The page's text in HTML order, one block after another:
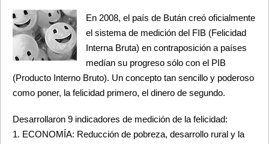
En 2008, el país de Bután creó oficialmente
el sistema de medición del FIB (Felicidad
Interna Bruta) en contraposición a países
medían su progreso sólo con el PIB
(Producto Interno Bruto). Un concepto tan sencillo y poderoso
como poner, la felicidad primero, el dinero de segundo.
Desarrollaron 9 indicadores de medición de la felicidad:
1. ECONOMÍA: Reducción de pobreza, desarrollo rural y la